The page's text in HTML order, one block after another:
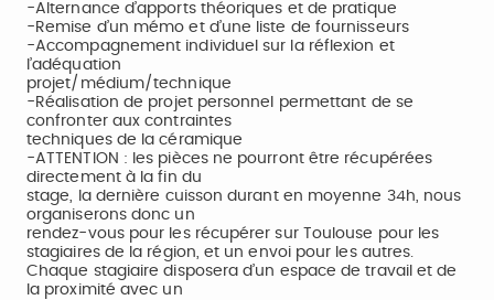
-Alternance d’apports théoriques et de pratique
-Remise d’un mémo et d’une liste de fournisseurs
-Accompagnement individuel sur la réflexion et
l’adéquation
projet/médium/technique
-Réalisation de projet personnel permettant de se
confronter aux contraintes
techniques de la céramique
-ATTENTION : les pièces ne pourront être récupérées
directement à la fin du
stage, la dernière cuisson durant en moyenne 34h, nous
organiserons donc un
rendez-vous pour les récupérer sur Toulouse pour les
stagiaires de la région, et un envoi pour les autres.
Chaque stagiaire disposera d’un espace de travail et de
la proximité avec un